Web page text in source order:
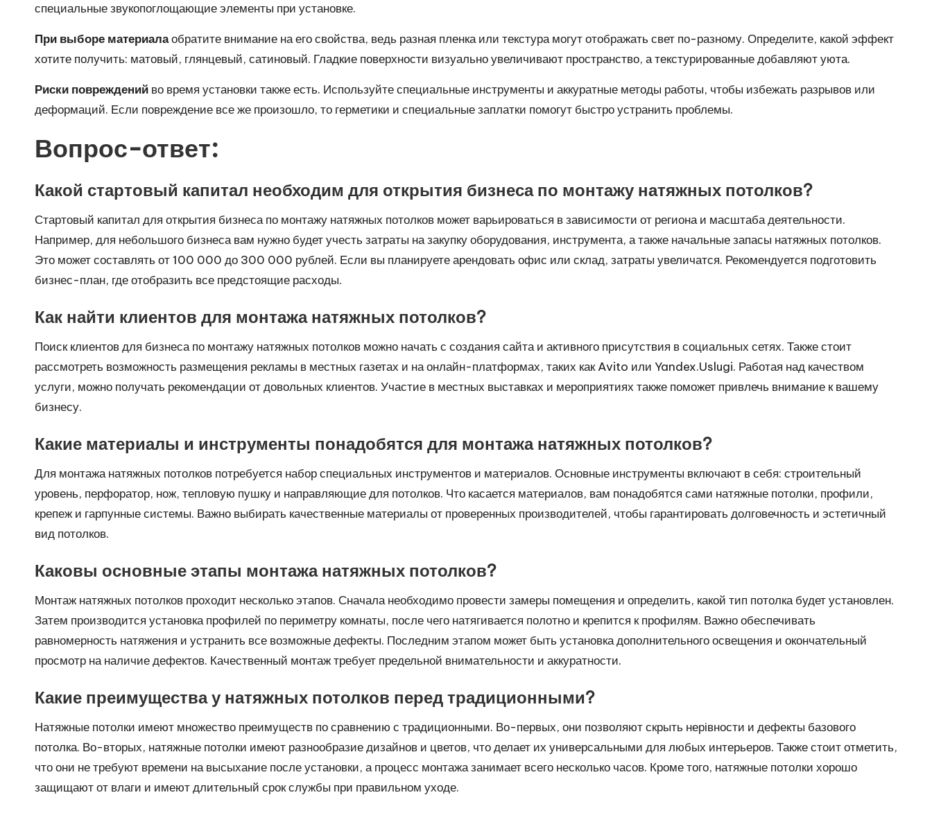
специальные звукопоглощающие элементы при установке.
При выборе материалаобратите внимание на его свойства, ведь разная пленка или текстура могут отображать свет по-разному. Определите, какой эффект
хотите получить: матовый, глянцевый, сатиновый. Гладкие поверхности визуально увеличивают пространство, а текстурированные добавляют уюта.
Риски повреждений во время установки также есть. Используйте специальные инструменты и аккуратные методы работы, чтобы избежать разрывов или
деформаций. Если повреждение все же произошло, то герметики и специальные заплатки помогут быстро устранить проблемы.
Вопрос-ответ:
Какой стартовый капитал необходим для открытия бизнеса по монтажу натяжных потолков?
Стартовый капитал для открытия бизнеса по монтажу натяжных потолков может варьироваться в зависимости от региона и масштаба деятельности.
Например, для небольшого бизнеса вам нужно будет учесть затраты на закупку оборудования, инструмента, а также начальные запасы натяжных потолков.
Это может составлять от 100 000 до 300 000 рублей. Если вы планируете арендовать офис или склад, затраты увеличатся. Рекомендуется подготовить
бизнес-план, где отобразить все предстоящие расходы.
Как найти клиентов для монтажа натяжных потолков?
Поиск клиентов для бизнеса по монтажу натяжных потолков можно начать с создания сайта и активного присутствия в социальных сетях. Также стоит
рассмотреть возможность размещения рекламы в местных газетах и на онлайн-платформах, таких как Avito или Yandex.Uslugi. Работая над качеством
услуги, можно получать рекомендации от довольных клиентов. Участие в местных выставках и мероприятиях также поможет привлечь внимание к вашему
бизнесу.
Какие материалы и инструменты понадобятся для монтажа натяжных потолков?
Для монтажа натяжных потолков потребуется набор специальных инструментов и материалов. Основные инструменты включают в себя: строительный
уровень, перфоратор, нож, тепловую пушку и направляющие для потолков. Что касается материалов, вам понадобятся сами натяжные потолки, профили,
крепеж и гарпунные системы. Важно выбирать качественные материалы от проверенных производителей, чтобы гарантировать долговечность и эстетичный
вид потолков.
Каковы основные этапы монтажа натяжных потолков?
Монтаж натяжных потолков проходит несколько этапов. Сначала необходимо провести замеры помещения и определить, какой тип потолка будет установлен.
Затем производится установка профилей по периметру комнаты, после чего натягивается полотно и крепится к профилям. Важно обеспечивать
равномерность натяжения и устранить все возможные дефекты. Последним этапом может быть установка дополнительного освещения и окончательный
просмотр на наличие дефектов. Качественный монтаж требует предельной внимательности и аккуратности.
Какие преимущества у натяжных потолков перед традиционными?
Натяжные потолки имеют множество преимуществ по сравнению с традиционными. Во-первых, они позволяют скрыть нерівности и дефекты базового
потолка. Во-вторых, натяжные потолки имеют разнообразие дизайнов и цветов, что делает их универсальными для любых интерьеров. Также стоит отметить,
что они не требуют времени на высыхание после установки, а процесс монтажа занимает всего несколько часов. Кроме того, натяжные потолки хорошо
защищают от влаги и имеют длительный срок службы при правильном уходе.